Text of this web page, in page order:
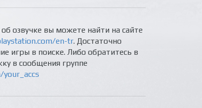
озвучке вы можете найти на сайте
en-tr. Достаточно
игры в поиске. Либо обратитесь в
в сообщения группе